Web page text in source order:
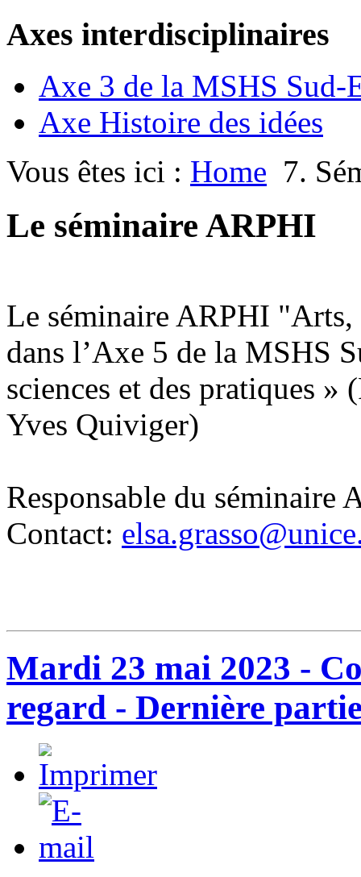
Axes interdisciplinaires
Axe 3 de la MSHS Sud-
Axe Histoire des idées
Vous êtes ici : Home 7.
Le séminaire ARPHI
Le séminaire ARPHI "Arts,
dans l’Axe 5 de la MSHS
sciences et des pratiques »
Yves Quiviger)
Responsable du séminaire
Contact:
Mardi 23 mai 2023 -
regard - Dernière